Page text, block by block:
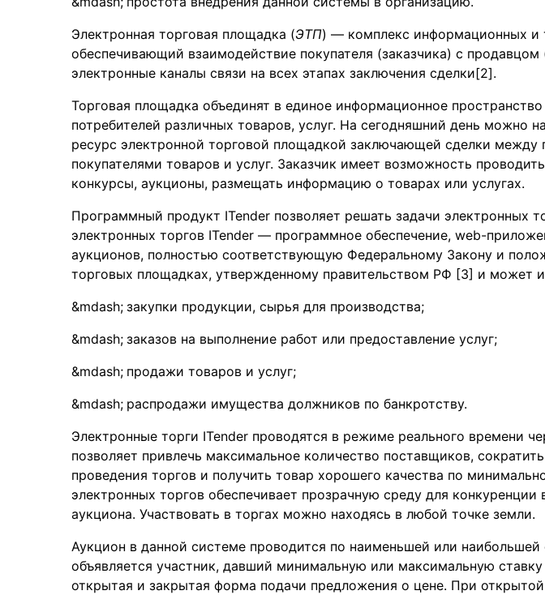
Электронная торговая площадка (ЭТП) — комплекс информационных и
обеспечивающий взаимодействие покупателя (заказчика) с
электронные каналы связи на всех этапах заключения сделки[2].
Торговая площадка объединят в единое информационное
потребителей различных товаров, услуг. На сегодняшний день можно
ресурс электронной торговой площадкой заключающей сделки между
покупателями товаров и услуг. Заказчик имеет возможность
конкурсы, аукционы, размещать информацию о товарах или услугах.
Программный продукт ITender позволяет решать задачи электронных
электронных торгов ITender — программное обеспечение, web-
аукционов, полностью соответствующую Федеральному Закону и
торговых площадках, утвержденному правительством РФ [3] и может
закупки продукции, сырья для производства;
заказов на выполнение работ или предоставление услуг;
продажи товаров и услуг;
распродажи имущества должников по банкротству.
Электронные торги ITender проводятся в режиме реального времени
позволяет привлечь максимальное количество поставщиков,
проведения торгов и получить товар хорошего качества по
электронных торгов обеспечивает прозрачную среду для конкуренции
аукциона. Участвовать в торгах можно находясь в любой точке земли.
Аукцион в данной системе проводится по наименьшей или наибольшей
объявляется участник, давший минимальную или максимальную
открытая и закрытая форма подачи предложения о цене. При